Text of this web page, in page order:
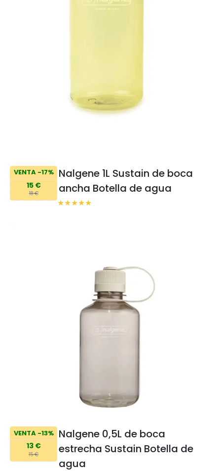
VENTA -17%
15 €
18 €
Nalgene 1L Sustain de boca
ancha Botella de agua
VENTA -13%
13 €
15 €
Nalgene 0,5L de boca
estrecha Sustain Botella de
agua